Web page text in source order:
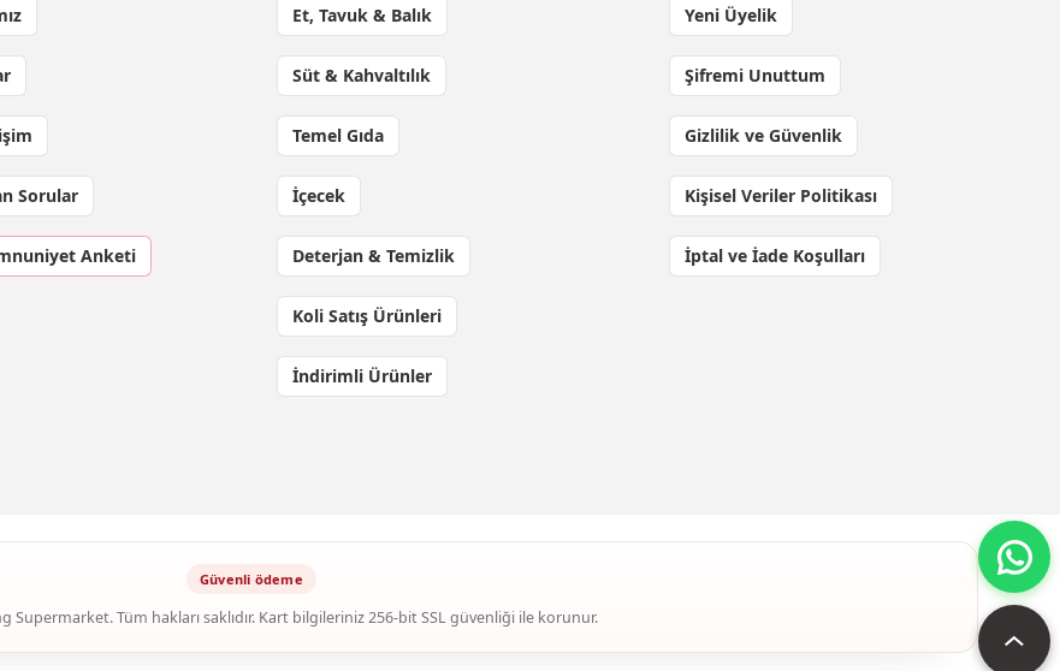
Sorular
Anketi
Et, Tavuk & Balık
Süt & Kahvaltılık
Temel Gıda
İçecek
Deterjan & Temizlik
Koli Satış Ürünleri
İndirimli Ürünler
Yeni Üyelik
Şifremi Unuttum
Gizlilik ve Güvenlik
Kişisel Veriler Politikası
İptal ve İade Koşulları
Supermarket. Tüm hakları saklıdır. Kart bilgileriniz 256-bit SSL güvenliği ile korunur.